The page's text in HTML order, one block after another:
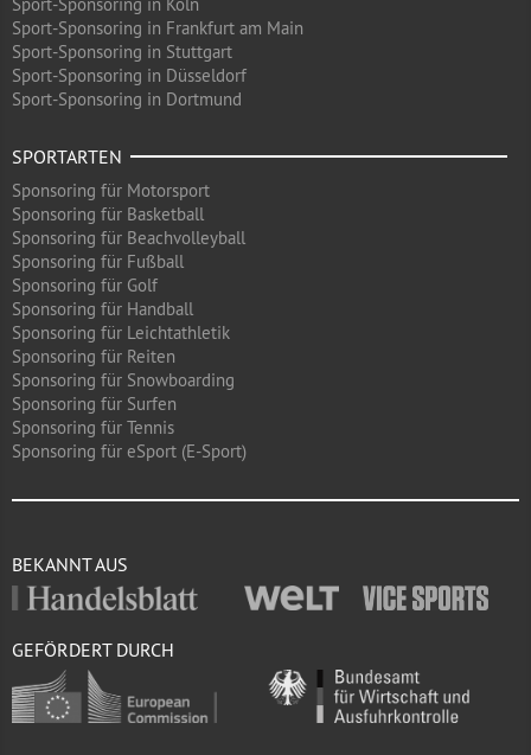
Sport-Sponsoring in Frankfurt am Main
Sport-Sponsoring in Stuttgart
Sport-Sponsoring in Düsseldorf
Sport-Sponsoring in Dortmund
SPORTARTEN
Sponsoring für Motorsport
Sponsoring für Basketball
Sponsoring für Beachvolleyball
Sponsoring für Fußball
Sponsoring für Golf
Sponsoring für Handball
Sponsoring für Leichtathletik
Sponsoring für Reiten
Sponsoring für Snowboarding
Sponsoring für Surfen
Sponsoring für Tennis
Sponsoring für eSport (E-Sport)
BEKANNT AUS
GEFÖRDERT DURCH